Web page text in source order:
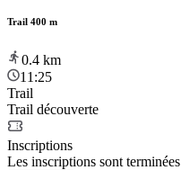
Trail 400 m
0.4 km
11:25
Trail
Trail découverte
Inscriptions
Les inscriptions sont terminées